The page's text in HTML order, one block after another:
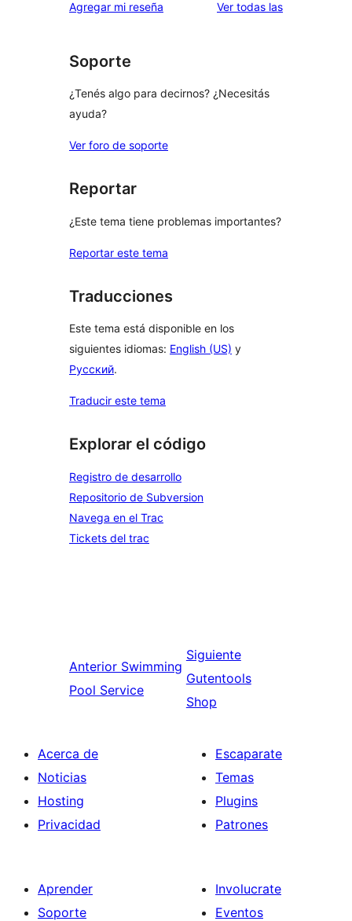
Agregar mi reseña Ver todas lasreseñas
Soporte
¿Tenés algo para decirnos? ¿Necesitás
ayuda?
Ver foro de soporte
Reportar
¿Este tema tiene problemas importantes?
Reportar este tema
Traducciones
Este tema está disponible en los
siguientes idiomas: English (US) y
Русский.
Traducir este tema
Explorar el código
Registro de desarrollo
Repositorio de Subversion
Navega en el Trac
Tickets del trac
Anterior Swimming
Pool Service
Siguiente
Gutentools
Shop
Acerca de
Noticias
Hosting
Privacidad
Escaparate
Temas
Plugins
Patrones
Aprender
Soporte
Involucrate
Eventos